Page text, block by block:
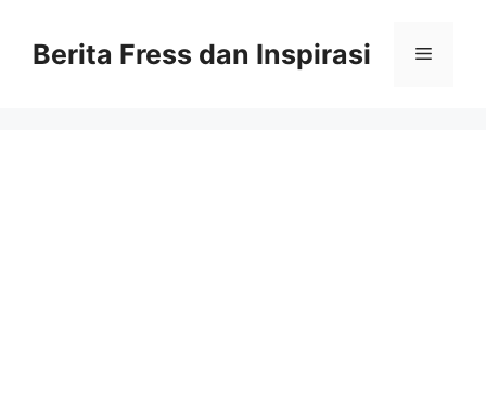
contentBerita Fress dan Inspirasi Menu